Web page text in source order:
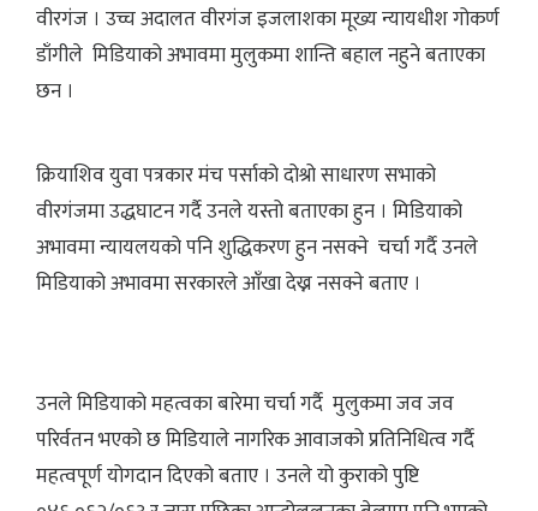
वीरगंज । उच्च अदालत वीरगंज इजलाशका मूख्य न्यायधीश गोकर्ण
डाँगीले मिडियाको अभावमा मुलुकमा शान्ति बहाल नहुने बताएका
छन ।
क्रियाशिव युवा पत्रकार मंच पर्साको दोश्रो साधारण सभाको
वीरगंजमा उद्धघाटन गर्दै उनले यस्तो बताएका हुन । मिडियाको
अभावमा न्यायलयको पनि शुद्धिकरण हुन नसक्ने चर्चा गर्दै उनले
मिडियाको अभावमा सरकारले आँखा देख्न नसक्ने बताए ।
उनले मिडियाको महत्वका बारेमा चर्चा गर्दै मुलुकमा जव जव
परिर्वतन भएको छ मिडियाले नागरिक आवाजको प्रतिनिधित्व गर्दै
महत्वपूर्ण योगदान दिएको बताए । उनले यो कुराको पुष्टि